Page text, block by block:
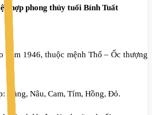
hợp phong thủy tuổi Bính Tuất
năm 1946, thuộc mệnh Thổ – Ốc thượng
Vàng, Nâu, Cam, Tím, Hồng, Đỏ.